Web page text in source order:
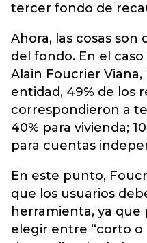
tercer fondo de
Ahora, las cosas
del fondo. En el
Alain Foucrier
entidad, 49% de los
correspondieron a
40% para vivienda;
para cuentas
En este punto,
que los usuarios
herramienta, ya
elegir entre “corto o